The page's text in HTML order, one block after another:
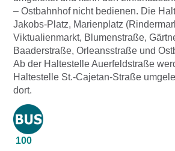
– Ostbahnhof nicht bedienen. Die
Jakobs-Platz, Marienplatz
Viktualienmarkt, Blumenstraße,
Baaderstraße, Orleansstraße und
Ab der Haltestelle Auerfeldstraße
Haltestelle St.-Cajetan-Straße
dort.
100